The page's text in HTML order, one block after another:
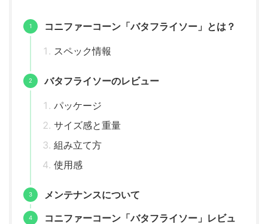
コニファーコーン「バタフライソー」とは？
スペック情報
バタフライソーのレビュー
パッケージ
サイズ感と重量
組み立て方
使用感
メンテナンスについて
コニファーコーン「バタフライソー」レビュ